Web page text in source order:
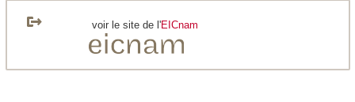
voir le site de l'EICnam